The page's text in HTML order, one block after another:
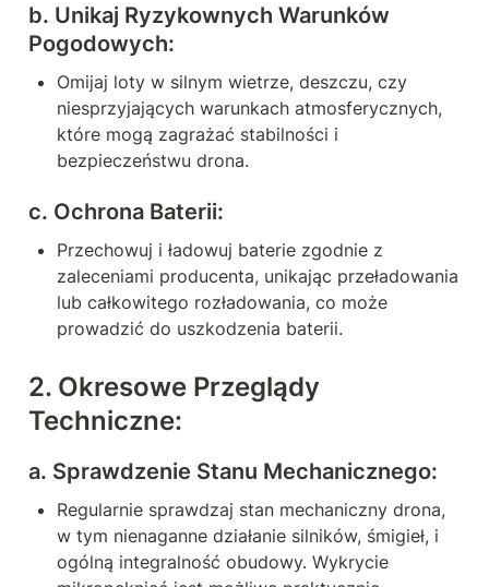
b. Unikaj Ryzykownych Warunków
Pogodowych:
Omijaj loty w silnym wietrze, deszczu, czy
niesprzyjających warunkach atmosferycznych,
które mogą zagrażać stabilności i
bezpieczeństwu drona.
c. Ochrona Baterii:
Przechowuj i ładowuj baterie zgodnie z
zaleceniami producenta, unikając przeładowania
lub całkowitego rozładowania, co może
prowadzić do uszkodzenia baterii.
2. Okresowe Przeglądy
Techniczne:
a. Sprawdzenie Stanu Mechanicznego:
Regularnie sprawdzaj stan mechaniczny drona,
w tym nienaganne działanie silników, śmigieł, i
ogólną integralność obudowy. Wykrycie